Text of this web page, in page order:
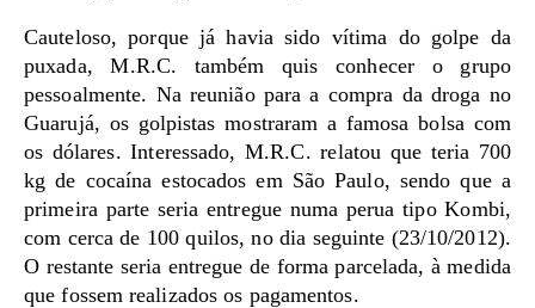
Cauteloso, porque já havia sido vítima do golpe da
puxada, M.R.C. também quis conhecer o grupo
pessoalmente. Na reunião para a compra da droga no
Guarujá, os golpistas mostraram a famosa bolsa com
os dólares. Interessado, M.R.C. relatou que teria 700
kg de cocaína estocados em São Paulo, sendo que a
primeira parte seria entregue numa perua tipo Kombi,
com cerca de 100 quilos, no dia seguinte (23/10/2012).
O restante seria entregue de forma parcelada, à medida
que fossem realizados os pagamentos.